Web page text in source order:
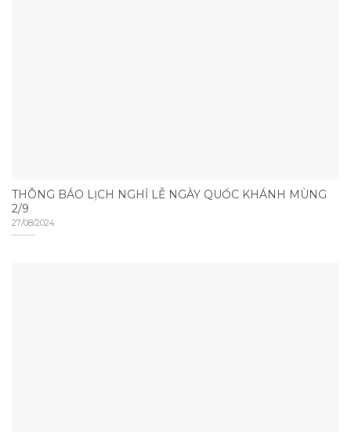
THÔNG BÁO LỊCH NGHỈ LỄ NGÀY QUỐC KHÁNH MÙNG
2/9
27/08/2024